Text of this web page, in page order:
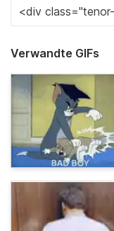
Verwandte GIFs